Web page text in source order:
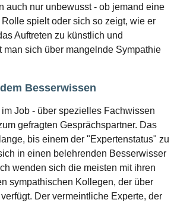
auch nur unbewusst - ob jemand eine
spielt oder sich so zeigt, wie er
Auftreten zu künstlich und
man sich über mangelnde Sympathie
Besserwissen
Job - über spezielles Fachwissen
gefragten Gesprächspartner. Das
bis einem der "Expertenstatus" zu
in einen belehrenden Besserwisser
wenden sich die meisten mit ihren
sympathischen Kollegen, der über
Der vermeintliche Experte, der